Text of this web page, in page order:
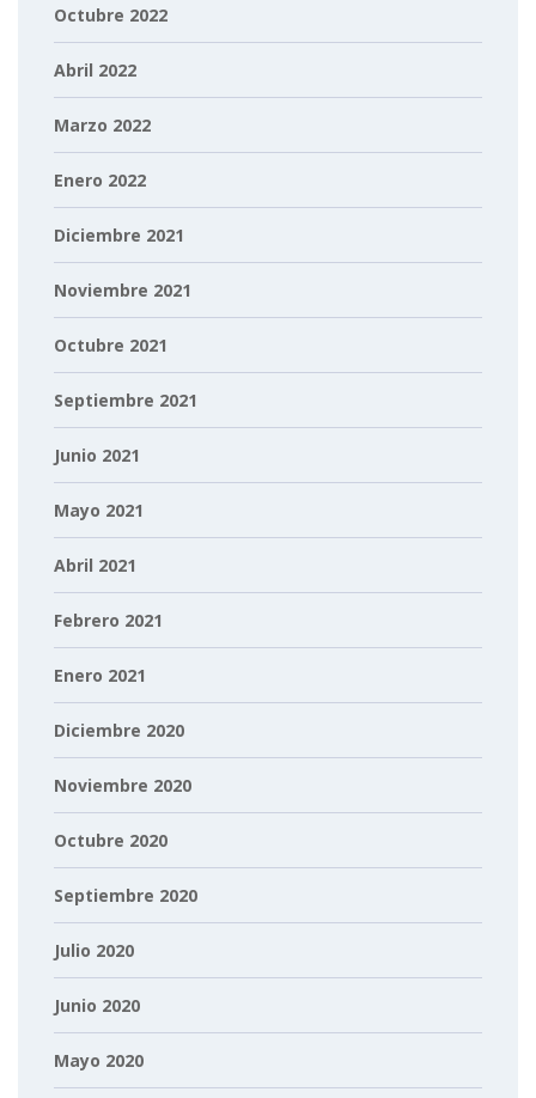
Octubre 2022
Abril 2022
Marzo 2022
Enero 2022
Diciembre 2021
Noviembre 2021
Octubre 2021
Septiembre 2021
Junio 2021
Mayo 2021
Abril 2021
Febrero 2021
Enero 2021
Diciembre 2020
Noviembre 2020
Octubre 2020
Septiembre 2020
Julio 2020
Junio 2020
Mayo 2020